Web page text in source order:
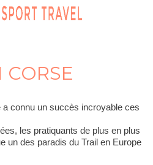
CORSE
a connu un succès incroyable ces
les pratiquants de plus en plus
un des paradis du Trail en Europe